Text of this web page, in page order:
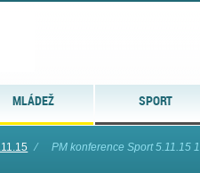
MLÁDEŽ SPORT
⁄ PM konference Sport 5.11.15 1